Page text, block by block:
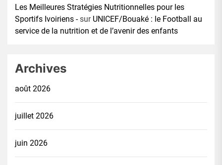
Les Meilleures Stratégies Nutritionnelles pour les
Sportifs Ivoiriens -sur UNICEF/Bouaké : le Football au
service de la nutrition et de l’avenir des enfants
Archives
août 2026
juillet 2026
juin 2026